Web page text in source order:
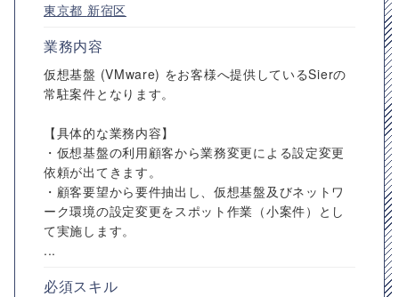
東京都 新宿区
業務内容
仮想基盤 (VMware) をお客様へ提供しているSierの
常駐案件となります。
【具体的な業務内容】
・仮想基盤の利用顧客から業務変更による設定変更
依頼が出てきます。
・顧客要望から要件抽出し、仮想基盤及びネットワ
ーク環境の設定変更をスポット作業（小案件）とし
て実施します。
...
必須スキル